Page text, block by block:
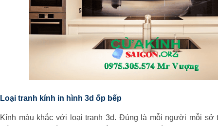
Loại tranh kính in hình 3d ốp bếp
Kính màu khắc với loại tranh 3d. Đúng là mỗi người mỗi sở